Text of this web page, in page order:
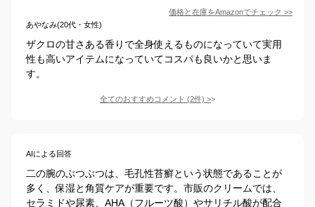
価格と在庫をAmazonでチェック >>
あやなみ(20代・女性)
ザクロの甘さある香りで全身使えるものになっていて実用
性も高いアイテムになっていてコスパも良いかと思いま
す。
全てのおすすめコメント (2件) >
AIによる回答
二の腕のぶつぶつは、毛孔性苔癬という状態であることが
多く、保湿と角質ケアが重要です。市販のクリームでは、
セラミドや尿素、AHA（フルーツ酸）やサリチル酸が配合